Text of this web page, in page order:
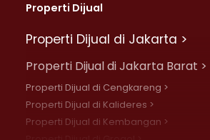
Properti Dijual
Properti Dijual di Jakarta >
Properti Dijual di Jakarta Barat >
Properti Dijual di Cengkareng >
Properti Dijual di Kalideres >
Properti Dijual di Kembangan >